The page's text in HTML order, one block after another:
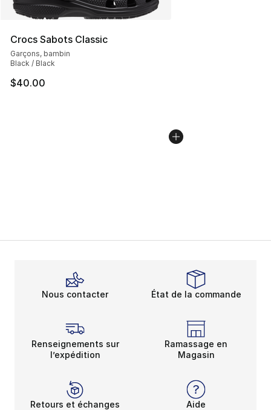
Crocs Sabots Classic
Garçons, bambin
Black / Black
$40.00
Nous contacter État de la commande
Renseignements sur
l’expédition
Ramassage en
Magasin
Retours et échanges Aide